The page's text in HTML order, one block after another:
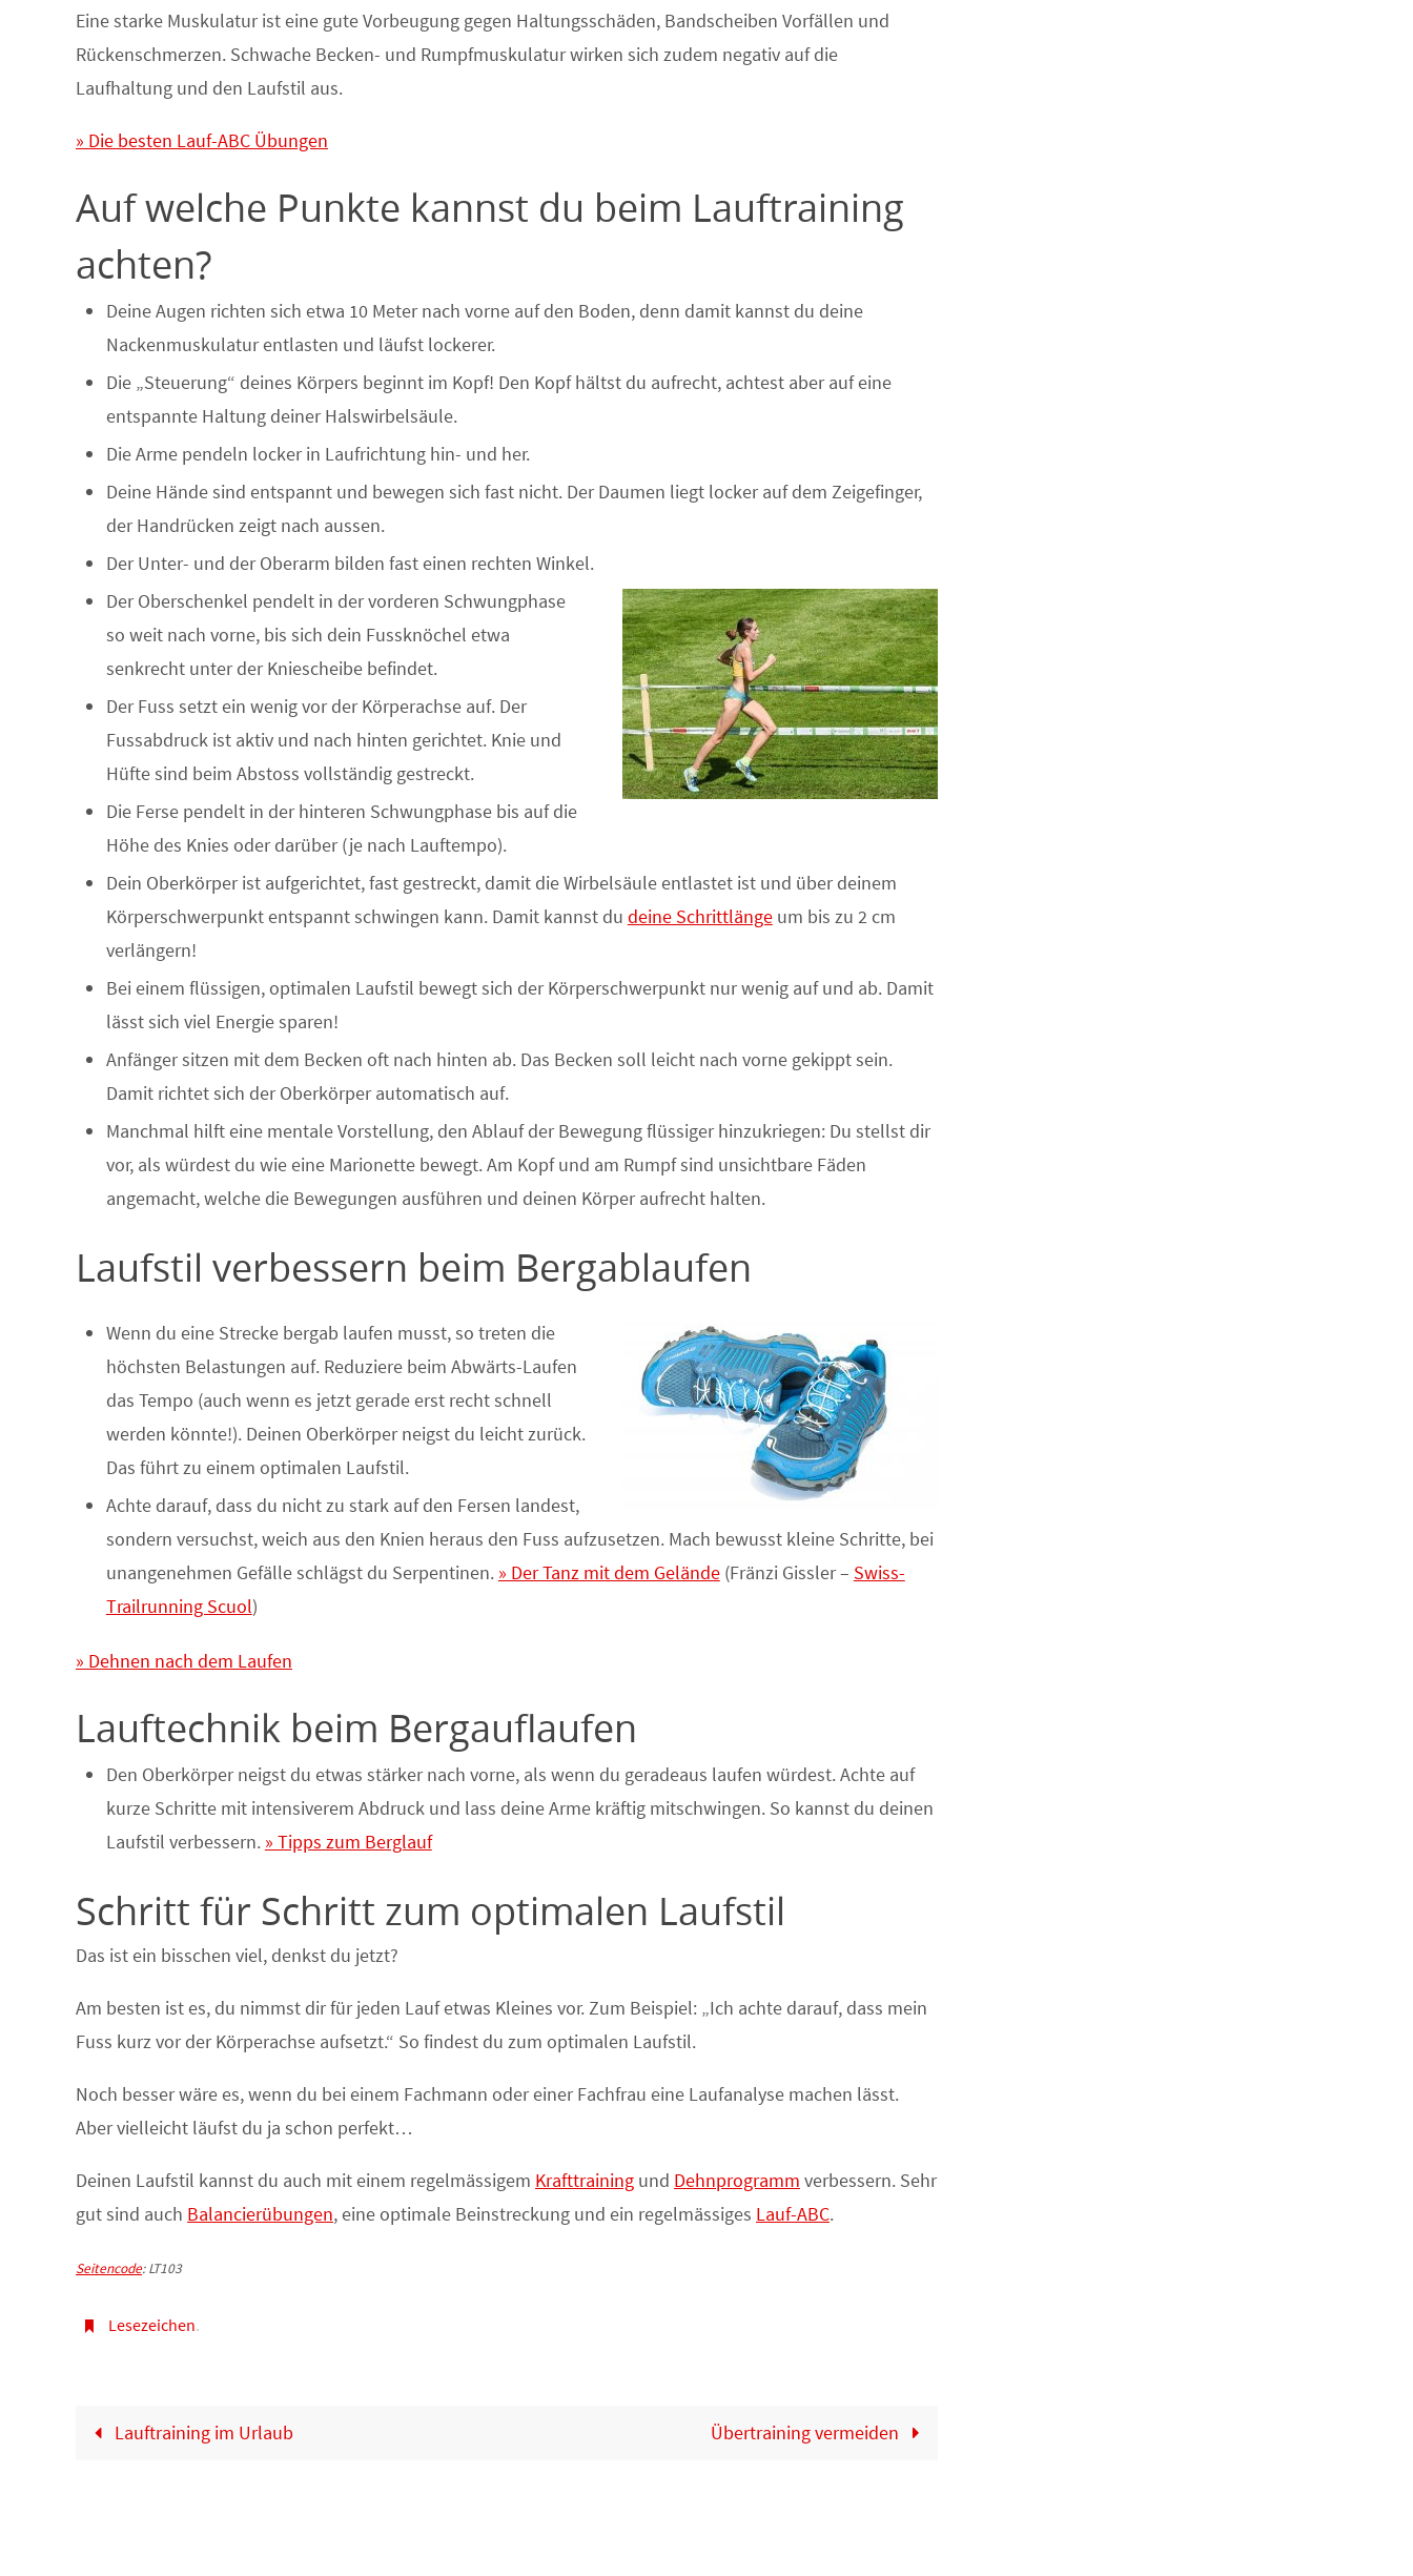
Eine starke Muskulatur ist eine gute Vorbeugung gegen Haltungsschäden, Bandscheiben Vorfällen und
Rückenschmerzen. Schwache Becken- und Rumpfmuskulatur wirken sich zudem negativ auf die
Laufhaltung und den Laufstil aus.
» Die besten Lauf-ABC Übungen
Auf welche Punkte kannst du beim Lauftraining
achten?
Deine Augen richten sich etwa 10 Meter nach vorne auf den Boden, denn damit kannst du deine
Nackenmuskulatur entlasten und läufst lockerer.
Die „Steuerung“ deines Körpers beginnt im Kopf! Den Kopf hältst du aufrecht, achtest aber auf eine
entspannte Haltung deiner Halswirbelsäule.
Die Arme pendeln locker in Laufrichtung hin- und her.
Deine Hände sind entspannt und bewegen sich fast nicht. Der Daumen liegt locker auf dem Zeigefinger,
der Handrücken zeigt nach aussen.
Der Unter- und der Oberarm bilden fast einen rechten Winkel.
Der Oberschenkel pendelt in der vorderen Schwungphase
so weit nach vorne, bis sich dein Fussknöchel etwa
senkrecht unter der Kniescheibe befindet.
Der Fuss setzt ein wenig vor der Körperachse auf. Der
Fussabdruck ist aktiv und nach hinten gerichtet. Knie und
Hüfte sind beim Abstoss vollständig gestreckt.
Die Ferse pendelt in der hinteren Schwungphase bis auf die
Höhe des Knies oder darüber (je nach Lauftempo).
Dein Oberkörper ist aufgerichtet, fast gestreckt, damit die Wirbelsäule entlastet ist und über deinem
Körperschwerpunkt entspannt schwingen kann. Damit kannst du deine Schrittlängeum bis zu 2 cm
verlängern!
Bei einem flüssigen, optimalen Laufstil bewegt sich der Körperschwerpunkt nur wenig auf und ab. Damit
lässt sich viel Energie sparen!
Anfänger sitzen mit dem Becken oft nach hinten ab. Das Becken soll leicht nach vorne gekippt sein.
Damit richtet sich der Oberkörper automatisch auf.
Manchmal hilft eine mentale Vorstellung, den Ablauf der Bewegung flüssiger hinzukriegen: Du stellst dir
vor, als würdest du wie eine Marionette bewegt. Am Kopf und am Rumpf sind unsichtbare Fäden
angemacht, welche die Bewegungen ausführen und deinen Körper aufrecht halten.
Laufstil verbessern beim Bergablaufen
Wenn du eine Strecke bergab laufen musst, so treten die
höchsten Belastungen auf. Reduziere beim Abwärts-Laufen
das Tempo (auch wenn es jetzt gerade erst recht schnell
werden könnte!). Deinen Oberkörper neigst du leicht zurück.
Das führt zu einem optimalen Laufstil.
Achte darauf, dass du nicht zu stark auf den Fersen landest,
sondern versuchst, weich aus den Knien heraus den Fuss aufzusetzen. Mach bewusst kleine Schritte, bei
unangenehmen Gefälle schlägst du Serpentinen. » Der Tanz mit dem Gelände(Fränzi Gissler – Swiss-
Trailrunning Scuol)
» Dehnen nach dem Laufen
Lauftechnik beim Bergauflaufen
Den Oberkörper neigst du etwas stärker nach vorne, als wenn du geradeaus laufen würdest. Achte auf
kurze Schritte mit intensiverem Abdruck und lass deine Arme kräftig mitschwingen. So kannst du deinen
Laufstil verbessern. » Tipps zum Berglauf
Schritt für Schritt zum optimalen Laufstil
Das ist ein bisschen viel, denkst du jetzt?
Am besten ist es, du nimmst dir für jeden Lauf etwas Kleines vor. Zum Beispiel: „Ich achte darauf, dass mein
Fuss kurz vor der Körperachse aufsetzt.“ So findest du zum optimalen Laufstil.
Noch besser wäre es, wenn du bei einem Fachmann oder einer Fachfrau eine Laufanalyse machen lässt.
Aber vielleicht läufst du ja schon perfekt…
Deinen Laufstil kannst du auch mit einem regelmässigem Krafttraining und Dehnprogramm verbessern. Sehr
gut sind auch Balancierübungen, eine optimale Beinstreckung und ein regelmässiges Lauf-ABC.
Seitencode: LT103
Lesezeichen.
Lauftraining im Urlaub Übertraining vermeiden